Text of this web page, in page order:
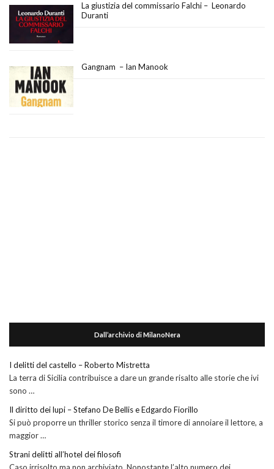
La giustizia del commissario Falchi – Leonardo
Duranti
Gangnam – Ian Manook
Dall’archivio di MilanoNera
I delitti del castello – Roberto Mistretta
La terra di Sicilia contribuisce a dare un grande risalto alle storie che ivi
sono …
Il diritto dei lupi – Stefano De Bellis e Edgardo Fiorillo
Si può proporre un thriller storico senza il timore di annoiare il lettore, a
maggior …
Strani delitti all’hotel dei filosofi